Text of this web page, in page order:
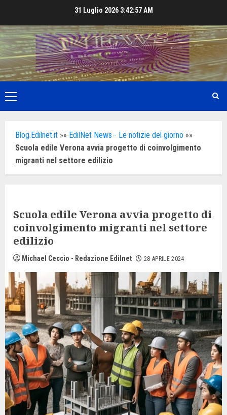
content
31 Luglio 2026 3:42:58 AM
Primary
Menu
Blog.Edilnet.it »» EdilNet News - Le notizie del giorno »»
Scuola edile Verona avvia progetto di coinvolgimento
migranti nel settore edilizio
Scuola edile Verona avvia progetto di
coinvolgimento migranti nel settore
edilizio
Michael Ceccio - Redazione Edilnet 28 APRILE 2024